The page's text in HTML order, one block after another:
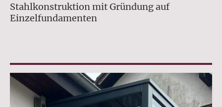
Stahlkonstruktion mit Gründung auf
Einzelfundamenten